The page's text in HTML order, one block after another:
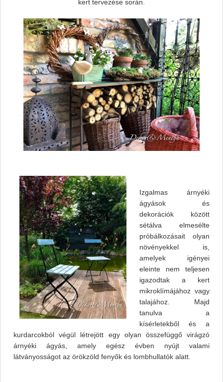
kert tervezése során.
Izgalmas árnyéki
ágyások és
dekorációk között
sétálva elmesélte
próbálkozásait olyan
növényekkel is,
amelyek igényei
eleinte nem teljesen
igazodtak a kert
mikroklímájához vagy
talajához. Majd
tanulva a
kísérletekből és a
kurdarcokból végül létrejött egy olyan összefüggő virágzó
árnyéki ágyás, amely egész évben nyújt valami
látványosságot az örökzöld fenyők és lombhullatók alatt.